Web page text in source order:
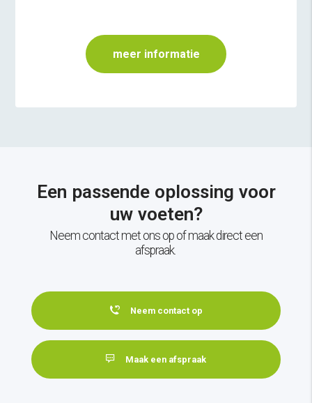
meer informatie
Een passende oplossing voor
uw voeten?
Neem contact met ons op of maak direct een
afspraak.
Neem contact op
Maak een afspraak